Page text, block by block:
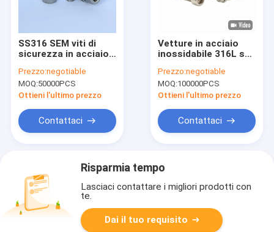
SS316 SEM viti di
sicurezza in acciaio
Prezzo:negotiable
MOQ:50000PCS
Ottieni l'ultimo prezzo
Contattaci
Vetture in acciaio
inossidabile 316L su
adesive a presa
esagonale Vetture
resistenti alle gocce
Prezzo:negotiable
MOQ:100000PCS
Ottieni l'ultimo prezzo
Contattaci
Risparmia tempo
Lasciaci contattare i migliori prodotti con
te.
Dai il tuo requisito